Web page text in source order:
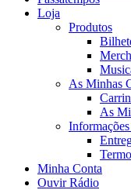
Loja
Produtos
As Minhas
As
Minha Conta
Ouvir Rádio